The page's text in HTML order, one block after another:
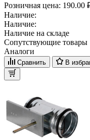
Розничная цена: 190.00
Наличие:
Наличие:
Наличие на складе
Сопутствующие товары
Аналоги
Сравнить В